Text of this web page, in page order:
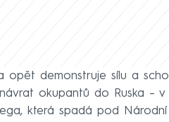
opět demonstruje sílu a
okupantů do Ruska – v
která spadá pod